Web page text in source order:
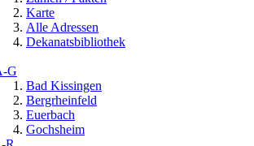
Karte
Alle Adressen
Dekanatsbibliothek
G
Bad Kissingen
Bergrheinfeld
Euerbach
Gochsheim